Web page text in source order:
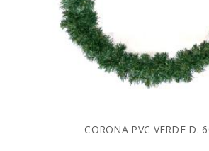
CORONA PVC VERDE D.